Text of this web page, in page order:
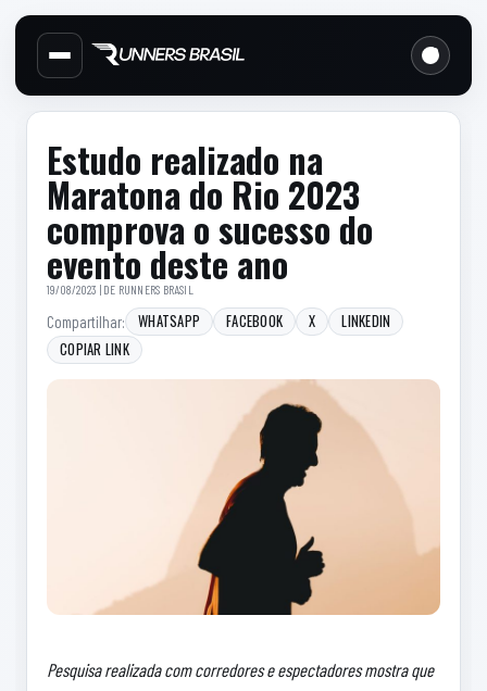
Cabecalho do site
Links
Menu lateral de secoes
Conteudo principal
Conteudo principal
Estudo realizado na
Maratona do Rio 2023
comprova o sucesso do
evento deste ano
19/08/2023 | DE RUNNERS BRASIL
Compartilhar: WHATSAPP FACEBOOK X
LINKEDIN
COPIAR LINK
Pesquisa realizada com corredores e espectadores mostra que
Barra lateral